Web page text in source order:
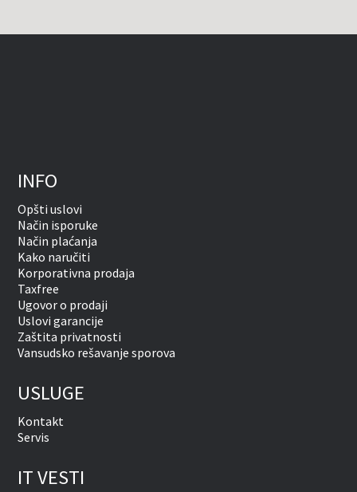
INFO
Opšti uslovi
Način isporuke
Način plaćanja
Kako naručiti
Korporativna prodaja
Taxfree
Ugovor o prodaji
Uslovi garancije
Zaštita privatnosti
Vansudsko rešavanje sporova
USLUGE
Kontakt
Servis
IT VESTI